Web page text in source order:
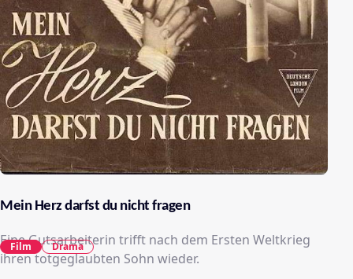
Mein Herz darfst du nicht fragen
Eine Gutsarbeiterin trifft nach dem Ersten Weltkrieg
ihren totgeglaubten Sohn wieder.
Film Drama